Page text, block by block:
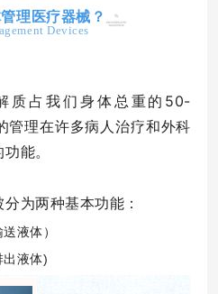
理医疗器械？
Devices
质占我们身体总重的50-
管理在许多病人治疗和外科
能。
为两种基本功能：
送液体）
出液体)